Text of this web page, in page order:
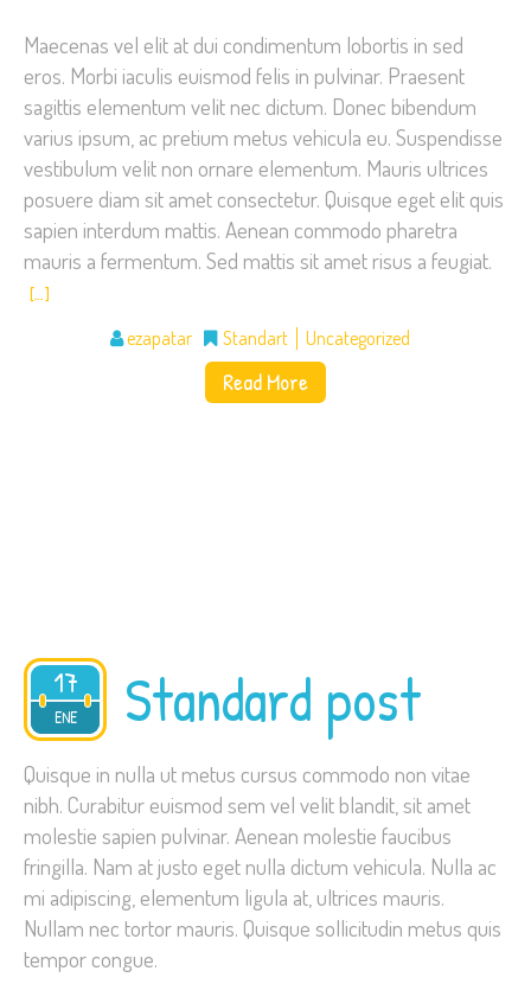
Maecenas vel elit at dui condimentum lobortis in sed
eros. Morbi iaculis euismod felis in pulvinar. Praesent
sagittis elementum velit nec dictum. Donec bibendum
varius ipsum, ac pretium metus vehicula eu. Suspendisse
vestibulum velit non ornare elementum. Mauris ultrices
posuere diam sit amet consectetur. Quisque eget elit quis
sapien interdum mattis. Aenean commodo pharetra
mauris a fermentum. Sed mattis sit amet risus a feugiat.
[…]
ezapatar Standart Uncategorized
Read More
17
ENE
2015 Standard post
Quisque in nulla ut metus cursus commodo non vitae
nibh. Curabitur euismod sem vel velit blandit, sit amet
molestie sapien pulvinar. Aenean molestie faucibus
fringilla. Nam at justo eget nulla dictum vehicula. Nulla ac
mi adipiscing, elementum ligula at, ultrices mauris.
Nullam nec tortor mauris. Quisque sollicitudin metus quis
tempor congue.